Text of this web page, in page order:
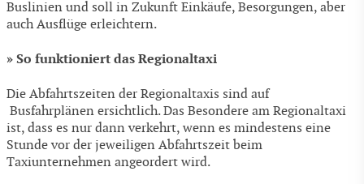
Buslinien und soll in Zukunft Einkäufe, Besorgungen, aber
auch Ausflüge erleichtern.
» So funktioniert das Regionaltaxi
Die Abfahrtszeiten der Regionaltaxis sind auf
Busfahrplänen ersichtlich. Das Besondere am Regionaltaxi
ist, dass es nur dann verkehrt, wenn es mindestens eine
Stunde vor der jeweiligen Abfahrtszeit beim
Taxiunternehmen angeordert wird.